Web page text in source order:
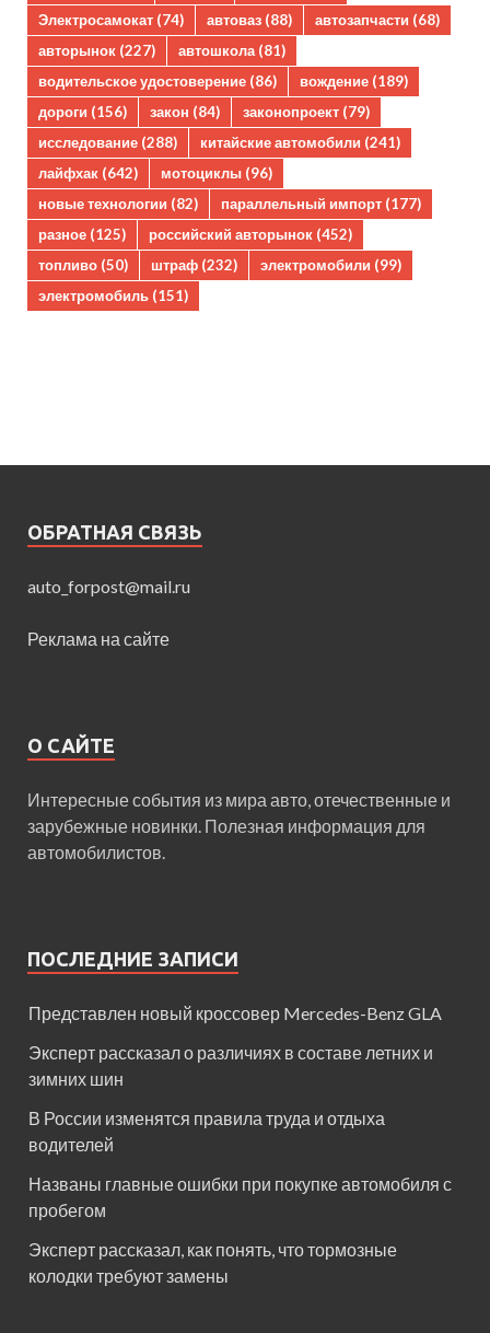
Электросамокат (74) автоваз (88) автозапчасти (68)
авторынок (227) автошкола(81)
водительское удостоверение (86) вождение (189)
дороги (156) закон (84) законопроект (79)
исследование (288) китайские автомобили (241)
лайфхак (642) мотоциклы (96)
новые технологии (82) параллельный импорт (177)
разное (125) российский авторынок (452)
топливо (50) штраф (232) электромобили (99)
электромобиль (151)
ОБРАТНАЯ СВЯЗЬ
auto_forpost@mail.ru
Реклама на сайте
О САЙТЕ
Интересные события из мира авто, отечественные и
зарубежные новинки. Полезная информация для
автомобилистов.
ПОСЛЕДНИЕ ЗАПИСИ
Представлен новый кроссовер Mercedes-Benz GLA
Эксперт рассказал о различиях в составе летних и
зимних шин
В России изменятся правила труда и отдыха
водителей
Названы главные ошибки при покупке автомобиля с
пробегом
Эксперт рассказал, как понять, что тормозные
колодки требуют замены